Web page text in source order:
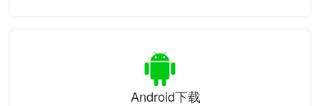
Android下载